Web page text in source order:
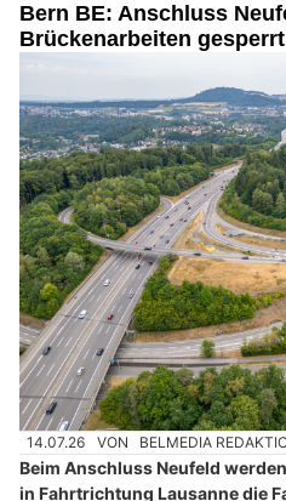
Bern BE: Anschluss
Brückenarbeiten
14.07.26 VON BELMEDIA
Beim Anschluss Neufeld
in Fahrtrichtung Lausanne die